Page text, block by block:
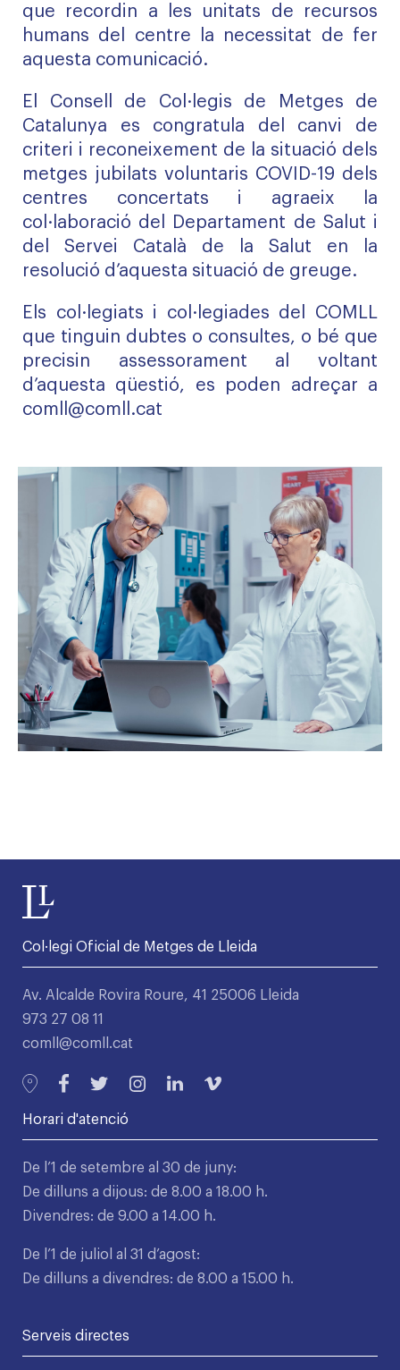
que recordin a les unitats de recursos
humans del centre la necessitat de fer
aquesta comunicació.
El Consell de Col·legis de Metges de
Catalunya es congratula del canvi de
criteri i reconeixement de la situació dels
metges jubilats voluntaris COVID-19 dels
centres concertats i agraeix la
col·laboració del Departament de Salut i
del Servei Català de la Salut en la
resolució d’aquesta situació de greuge.
Els col·legiats i col·legiades del COMLL
que tinguin dubtes o consultes, o bé que
precisin assessorament al voltant
d’aquesta qüestió, es poden adreçar a
comll@comll.cat
Col·legi Oficial de Metges de Lleida
Av. Alcalde Rovira Roure, 41 25006 Lleida
973 27 08 11
comll@comll.cat
Horari d'atenció
De l’1 de setembre al 30 de juny:
De dilluns a dijous: de 8.00 a 18.00 h.
Divendres: de 9.00 a 14.00 h.
De l’1 de juliol al 31 d’agost:
De dilluns a divendres: de 8.00 a 15.00 h.
Serveis directes